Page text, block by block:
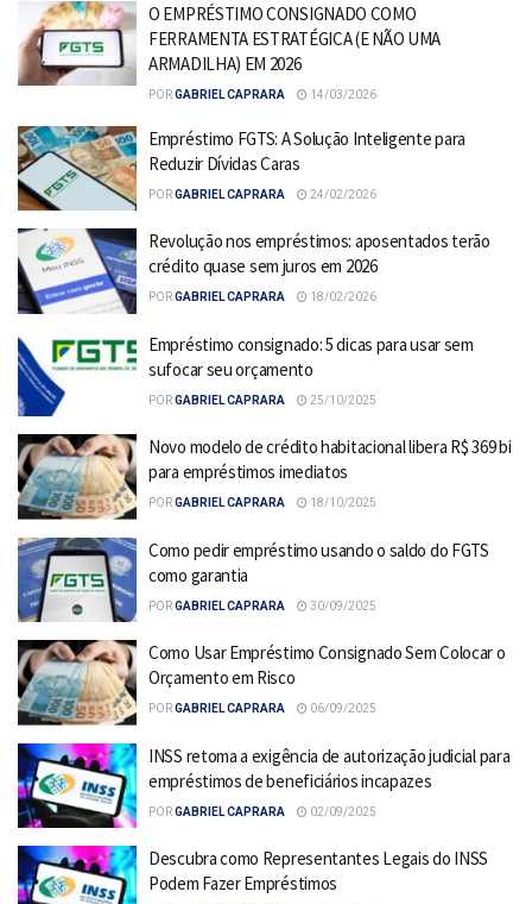
O EMPRÉSTIMO CONSIGNADO COMO
FERRAMENTA ESTRATÉGICA (E NÃO UMA
ARMADILHA) EM 2026
PORGABRIEL CAPRARA 14/03/2026
Empréstimo FGTS: A Solução Inteligente para
Reduzir Dívidas Caras
PORGABRIEL CAPRARA 24/02/2026
Revolução nos empréstimos: aposentados terão
crédito quase sem juros em 2026
PORGABRIEL CAPRARA 18/02/2026
Empréstimo consignado: 5 dicas para usar sem
sufocar seu orçamento
PORGABRIEL CAPRARA 25/10/2025
Novo modelo de crédito habitacional libera R$ 369 bi
para empréstimos imediatos
PORGABRIEL CAPRARA 18/10/2025
Como pedir empréstimo usando o saldo do FGTS
como garantia
PORGABRIEL CAPRARA 30/09/2025
Como Usar Empréstimo Consignado Sem Colocar o
Orçamento em Risco
PORGABRIEL CAPRARA 06/09/2025
INSS retoma a exigência de autorização judicial para
empréstimos de beneficiários incapazes
PORGABRIEL CAPRARA 02/09/2025
Descubra como Representantes Legais do INSS
Podem Fazer Empréstimos